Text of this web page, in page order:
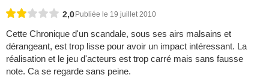
2,0 Publiée le 19 juillet 2010
Cette Chronique d'un scandale, sous ses airs malsains et
dérangeant, est trop lisse pour avoir un impact intéressant. La
réalisation et le jeu d'acteurs est trop carré mais sans fausse
note. Ca se regarde sans peine.